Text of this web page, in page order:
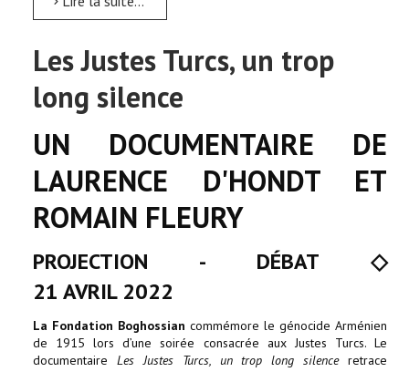
Les Justes Turcs, un trop
long silence
UN DOCUMENTAIRE DE
LAURENCE D'HONDT ET
ROMAIN FLEURY
PROJECTION - DÉBAT ◇
21 AVRIL 2022
La Fondation Boghossian commémore le génocide Arménien
de 1915 lors d’une soirée consacrée aux Justes Turcs. Le
documentaire Les Justes Turcs, un trop long silence retrace